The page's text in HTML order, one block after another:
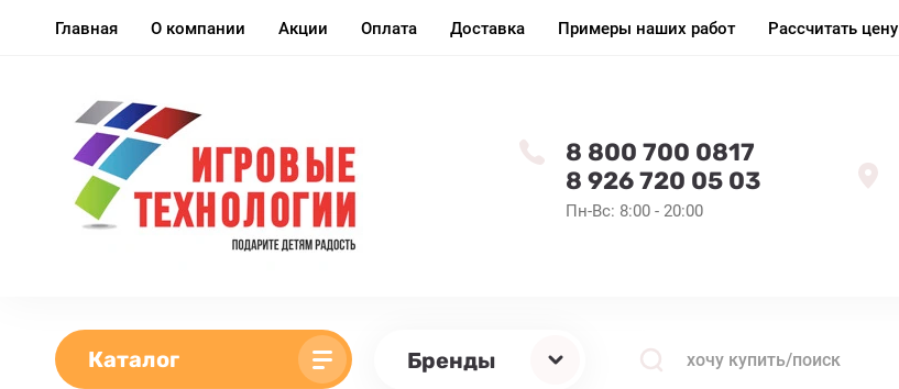
Главная О компании Акции Оплата Доставка Примеры наших работ Рассчитать цену
8 800 700 0817
8 926 720 05 03
Пн-Вс: 8:00 - 20:00
Каталог Бренды